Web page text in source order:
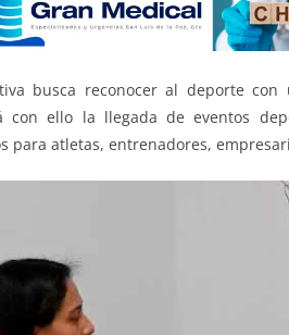
busca reconocer al deporte
con ello la llegada de eventos
para atletas, entrenadores,